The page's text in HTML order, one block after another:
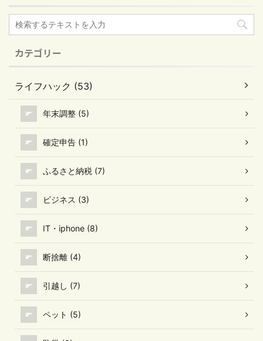
カテゴリー
ライフハック (53)
年末調整 (5)
確定申告 (1)
ふるさと納税 (7)
ビジネス (3)
IT・iphone (8)
断捨離 (4)
引越し (7)
ペット (5)